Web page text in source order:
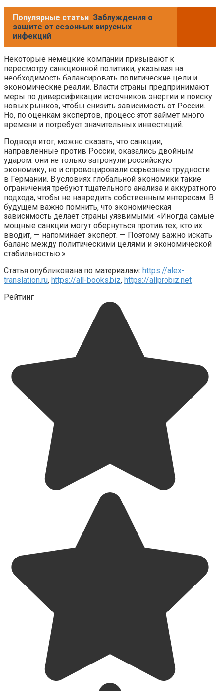
Популярные статьи Заблуждения о
защите от сезонных вирусных
инфекций
Некоторые немецкие компании призывают к
пересмотру санкционной политики, указывая на
необходимость балансировать политические цели и
экономические реалии. Власти страны предпринимают
меры по диверсификации источников энергии и поиску
новых рынков, чтобы снизить зависимость от России.
Но, по оценкам экспертов, процесс этот займет много
времени и потребует значительных инвестиций.
Подводя итог, можно сказать, что санкции,
направленные против России, оказались двойным
ударом: они не только затронули российскую
экономику, но и спровоцировали серьезные трудности
в Германии. В условиях глобальной экономики такие
ограничения требуют тщательного анализа и аккуратного
подхода, чтобы не навредить собственным интересам. В
будущем важно помнить, что экономическая
зависимость делает страны уязвимыми: «Иногда самые
мощные санкции могут обернуться против тех, кто их
вводит, — напоминает эксперт. — Поэтому важно искать
баланс между политическими целями и экономической
стабильностью.»
Статья опубликована по материалам: https://alex-
translation.ru, https://all-books.biz, https://allprobiz.net
Рейтинг